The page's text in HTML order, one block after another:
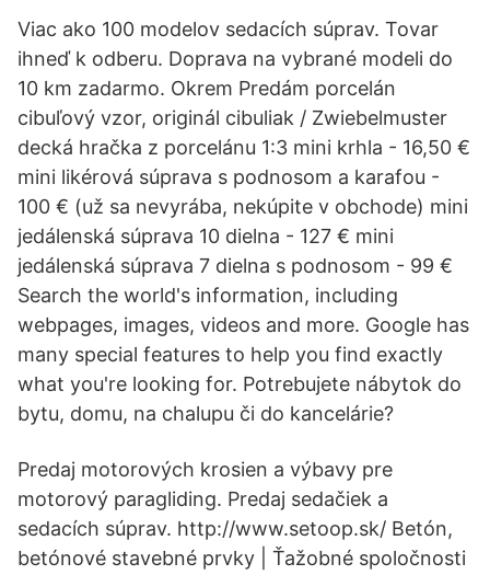
Viac ako 100 modelov sedacích súprav. Tovar
ihneď k odberu. Doprava na vybrané modeli do
10 km zadarmo. Okrem Predám porcelán
cibuľový vzor, originál cibuliak / Zwiebelmuster
decká hračka z porcelánu 1:3 mini krhla - 16,50 €
mini likérová súprava s podnosom a karafou -
100 € (už sa nevyrába, nekúpite v obchode) mini
jedálenská súprava 10 dielna - 127 € mini
jedálenská súprava 7 dielna s podnosom - 99 €
Search the world's information, including
webpages, images, videos and more. Google has
many special features to help you find exactly
what you're looking for. Potrebujete nábytok do
bytu, domu, na chalupu či do kancelárie?
Predaj motorových krosien a výbavy pre
motorový paragliding. Predaj sedačiek a
sedacích súprav. http://www.setoop.sk/ Betón,
betónové stavebné prvky | Ťažobné spoločnosti